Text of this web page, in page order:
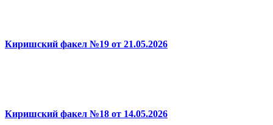
Киришский факел №19 от 21.05.2026
Киришский факел №18 от 14.05.2026